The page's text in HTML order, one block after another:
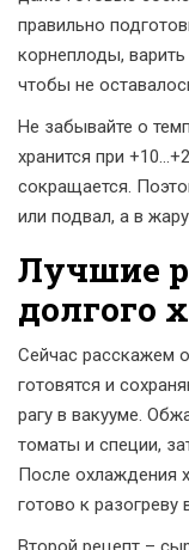
правильно
корнеплоды,
чтобы не
Не забывайте о
хранится при
сокращается.
или подвал, а в
Лучшие
долгого
Сейчас расскажем
готовятся и
рагу в вакууме.
томаты и специи,
После охлаждения
готово к